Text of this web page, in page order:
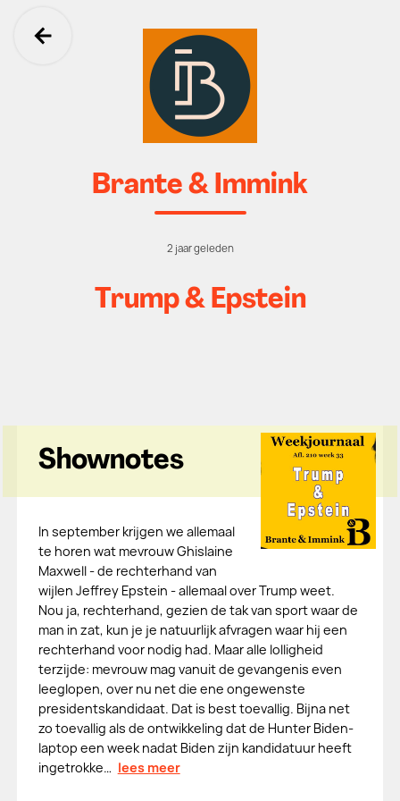
Ga terug
Brante & Immink
2 jaar geleden
Trump & Epstein
Shownotes
In september krijgen we allemaal
te horen wat mevrouw Ghislaine
Maxwell - de rechterhand van
wijlen Jeffrey Epstein - allemaal over Trump weet.
Nou ja, rechterhand, gezien de tak van sport waar de
man in zat, kun je je natuurlijk afvragen waar hij een
rechterhand voor nodig had. Maar alle lolligheid
terzijde: mevrouw mag vanuit de gevangenis even
leeglopen, over nu net die ene ongewenste
presidentskandidaat. Dat is best toevallig. Bijna net
zo toevallig als de ontwikkeling dat de Hunter Biden-
laptop een week nadat Biden zijn kandidatuur heeft
ingetrokke… lees meer